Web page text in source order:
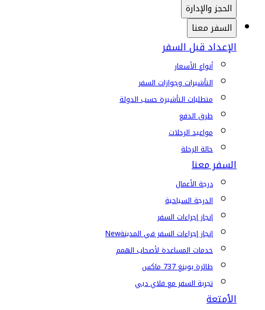
الحجز والإدارة
السفر معنا
الإعداد قبل السفر
أنواع الأسعار
التأشيرات وجوازات السفر
متطلبات التأشيرة حسب الدولة
طرق الدفع
مواعيد الرحلات
حالة الرحلة
السفر معنا
درجة الأعمال
الدرجة السياحية
إنجاز إجراءات السفر
إنجاز إجراءات السفر في المدينةNew
خدمات المساعدة لأصحاب الهمم
طائرة بوينغ 737 ماكس
تجربة السفر مع فلاي دبي
الأمتعة